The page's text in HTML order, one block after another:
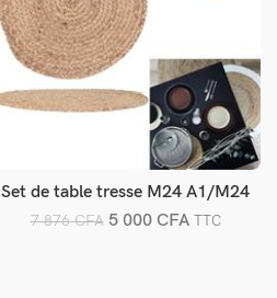
Ajouter au panier
Set de table tresse M24 A1/M24
7 876CFA 5 000 CFA TTC